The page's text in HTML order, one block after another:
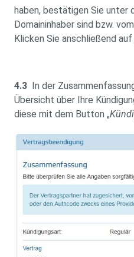
haben, bestätigen Sie unter
Domaininhaber sind bzw.
Klicken Sie anschließend auf
4.3 In der
Übersicht über Ihre
diese mit dem Button „